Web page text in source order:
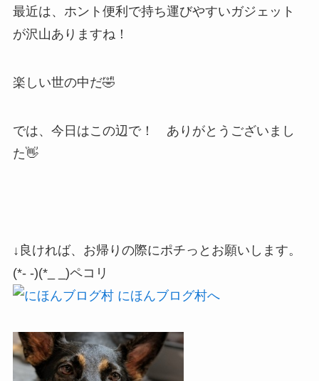
最近は、ホント便利で持ち運びやすいガジェット
が沢山ありますね！
楽しい世の中だ🤣
では、今日はこの辺で！ ありがとうございまし
た👋
↓良ければ、お帰りの際にポチっとお願いします。
(*- -)(*_ _)ペコリ